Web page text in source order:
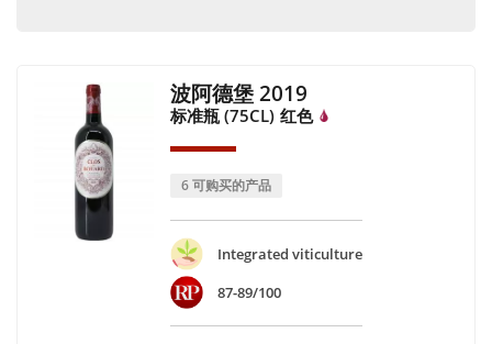
波阿德堡 2019
标准瓶 (75CL) 红色
6 可购买的产品
Integrated viticulture
87-89/100